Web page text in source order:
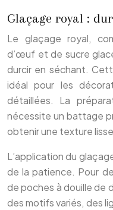
Glaçage royal :
Le glaçage royal,
d’œuf et de sucre
durcir en séchant.
idéal pour les
détaillées. La
nécessite un battage
obtenir une texture
L’application du
de la patience. Pour
de poches à douille de
des motifs variés, des